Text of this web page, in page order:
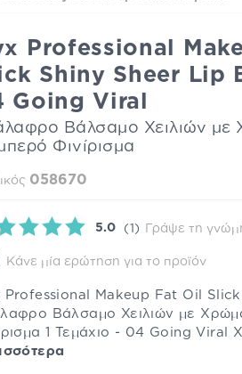
Professional
Shiny Sheer Lip
Going Viral
Βάλσαμο Χειλιών με
Φινίρισμα
058670
5.0 (1) Γράψε τη
Κάνε μία ερώτηση για το προϊόν
Professional Makeup Fat Oil
Βάλσαμο Χειλιών με
1 Τεμάχιο - 04 Going Viral